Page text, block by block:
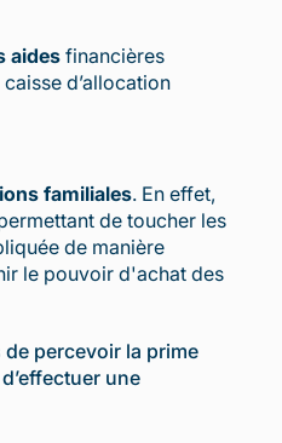
aides financières
d’allocation
familiales. En effet,
de toucher les
de manière
le pouvoir d'achat des
percevoir la prime
une